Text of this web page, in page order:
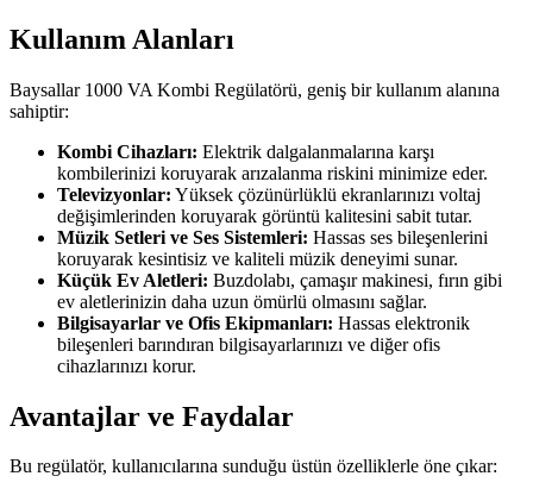
Kullanım Alanları
Baysallar 1000 VA Kombi Regülatörü, geniş bir kullanım alanına
sahiptir:
Kombi Cihazları: Elektrik dalgalanmalarına karşı
kombilerinizi koruyarak arızalanma riskini minimize eder.
Televizyonlar: Yüksek çözünürlüklü ekranlarınızı voltaj
değişimlerinden koruyarak görüntü kalitesini sabit tutar.
Müzik Setleri ve Ses Sistemleri: Hassas ses bileşenlerini
koruyarak kesintisiz ve kaliteli müzik deneyimi sunar.
Küçük Ev Aletleri: Buzdolabı, çamaşır makinesi, fırın gibi
ev aletlerinizin daha uzun ömürlü olmasını sağlar.
Bilgisayarlar ve Ofis Ekipmanları: Hassas elektronik
bileşenleri barındıran bilgisayarlarınızı ve diğer ofis
cihazlarınızı korur.
Avantajlar ve Faydalar
Bu regülatör, kullanıcılarına sunduğu üstün özelliklerle öne çıkar: